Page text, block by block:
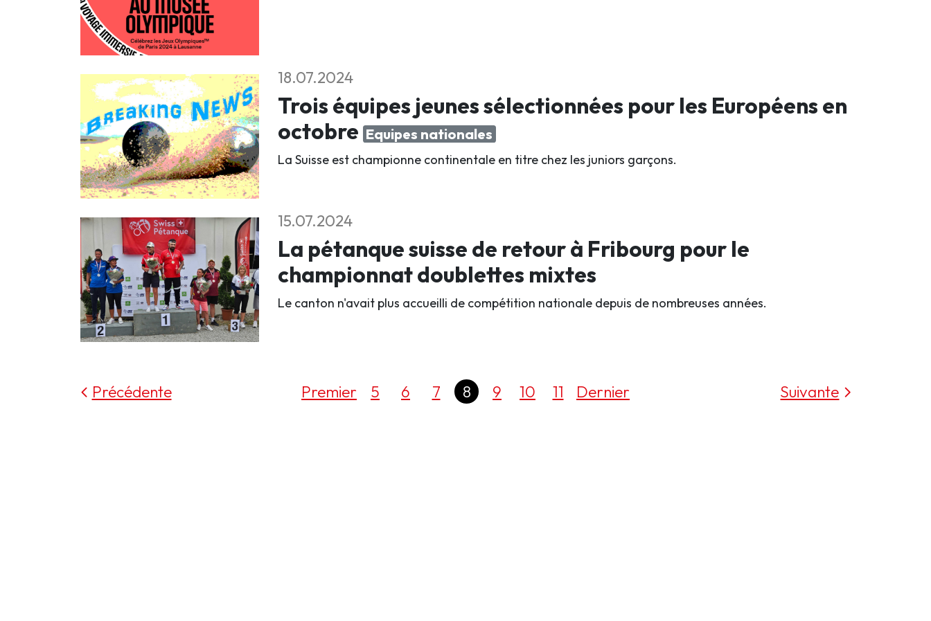
18.07.2024
Trois équipes jeunes sélectionnées pour les Européens en
octobre Equipes nationales
La Suisse est championne continentale en titre chez les juniors garçons.
15.07.2024
La pétanque suisse de retour à Fribourg pour le
championnat doublettes mixtes
Le canton n'avait plus accueilli de compétition nationale depuis de nombreuses années.
Précédente Premier 5 6 7 8 9 10 11 Dernier Suivante